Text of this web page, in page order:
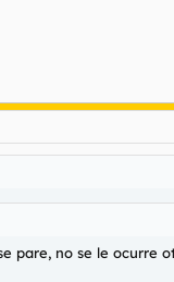
pare, no se le ocurre